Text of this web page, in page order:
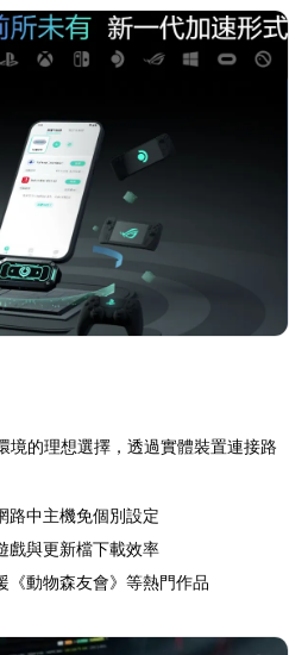
境的理想選擇，透過實體裝置連接路
路中主機免個別設定
戲與更新檔下載效率
《動物森友會》等熱門作品